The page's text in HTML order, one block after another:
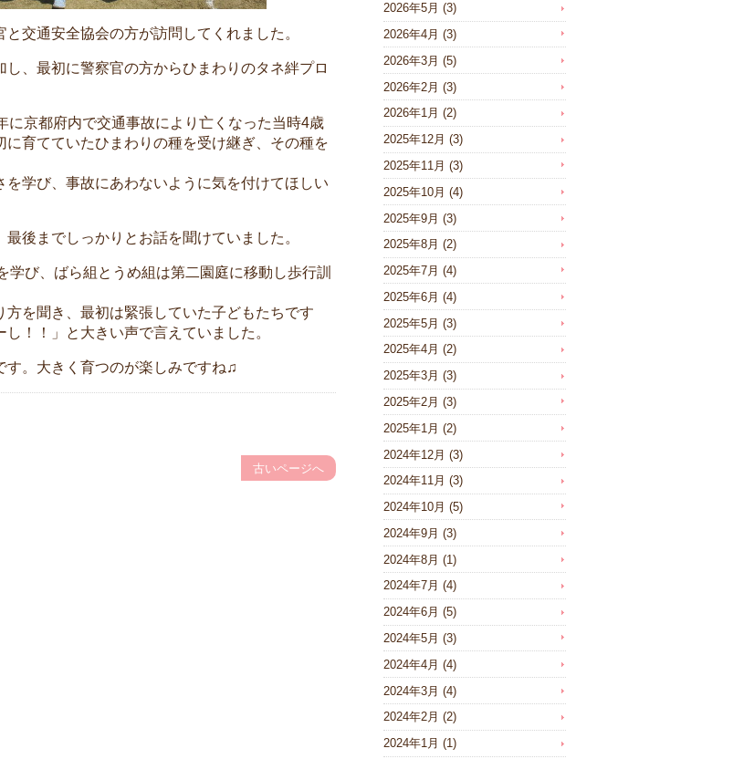
交通安全協会の方が訪問してくれました。
、最初に警察官の方からひまわりのタネ絆プロ
京都府内で交通事故により亡くなった当時4歳
育てていたひまわりの種を受け継ぎ、その種を
学び、事故にあわないように気を付けてほしい
後までしっかりとお話を聞けていました。
び、ばら組とうめ組は第二園庭に移動し歩行訓
を聞き、最初は緊張していた子どもたちです
！！」と大きい声で言えていました。
。大きく育つのが楽しみですね♫
古いページへ
2026年5月 (3)
2026年4月 (3)
2026年3月 (5)
2026年2月 (3)
2026年1月 (2)
2025年12月 (3)
2025年11月 (3)
2025年10月 (4)
2025年9月 (3)
2025年8月 (2)
2025年7月 (4)
2025年6月 (4)
2025年5月 (3)
2025年4月 (2)
2025年3月 (3)
2025年2月 (3)
2025年1月 (2)
2024年12月 (3)
2024年11月 (3)
2024年10月 (5)
2024年9月 (3)
2024年8月 (1)
2024年7月 (4)
2024年6月 (5)
2024年5月 (3)
2024年4月 (4)
2024年3月 (4)
2024年2月 (2)
2024年1月 (1)